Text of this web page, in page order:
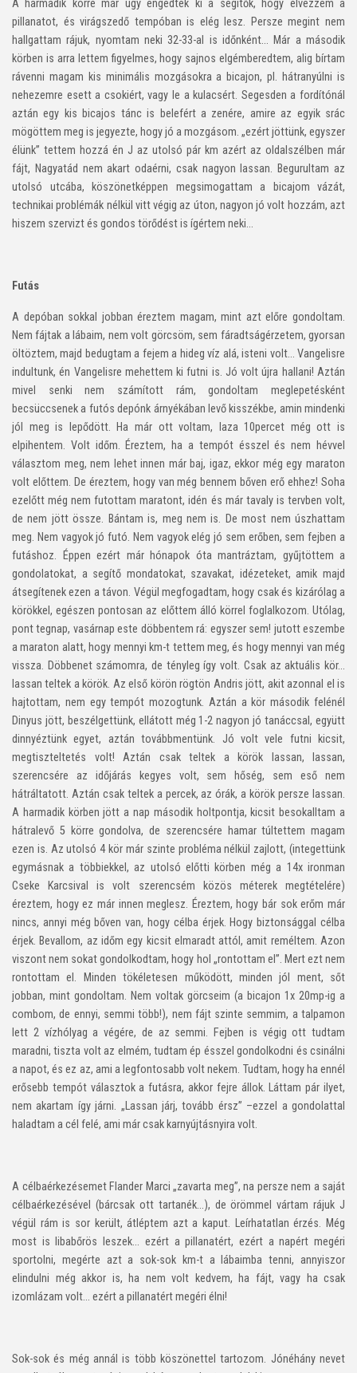
A harmadik körre már úgy engedtek ki a segítők, hogy élvezzem a
pillanatot, és virágszedő tempóban is elég lesz. Persze megint nem
hallgattam rájuk, nyomtam neki 32-33-al is időnként… Már a második
körben is arra lettem figyelmes, hogy sajnos elgémberedtem, alig bírtam
rávenni magam kis minimális mozgásokra a bicajon, pl. hátranyúlni is
nehezemre esett a csokiért, vagy le a kulacsért. Segesden a fordítónál
aztán egy kis bicajos tánc is belefért a zenére, amire az egyik srác
mögöttem meg is jegyezte, hogy jó a mozgásom. „ezért jöttünk, egyszer
élünk” tettem hozzá én J az utolsó pár km azért az oldalszélben már
fájt, Nagyatád nem akart odaérni, csak nagyon lassan. Begurultam az
utolsó utcába, köszönetképpen megsimogattam a bicajom vázát,
technikai problémák nélkül vitt végig az úton, nagyon jó volt hozzám, azt
hiszem szervizt és gondos törődést is ígértem neki…
Futás
A depóban sokkal jobban éreztem magam, mint azt előre gondoltam.
Nem fájtak a lábaim, nem volt görcsöm, sem fáradtságérzetem, gyorsan
öltöztem, majd bedugtam a fejem a hideg víz alá, isteni volt… Vangelisre
indultunk, én Vangelisre mehettem ki futni is. Jó volt újra hallani! Aztán
mivel senki nem számított rám, gondoltam meglepetésként
becsüccsenek a futós depónk árnyékában levő kisszékbe, amin mindenki
jól meg is lepődött. Ha már ott voltam, laza 10percet még ott is
elpihentem. Volt időm. Éreztem, ha a tempót ésszel és nem hévvel
választom meg, nem lehet innen már baj, igaz, ekkor még egy maraton
volt előttem. De éreztem, hogy van még bennem bőven erő ehhez! Soha
ezelőtt még nem futottam maratont, idén és már tavaly is tervben volt,
de nem jött össze. Bántam is, meg nem is. De most nem úszhattam
meg. Nem vagyok jó futó. Nem vagyok elég jó sem erőben, sem fejben a
futáshoz. Éppen ezért már hónapok óta mantráztam, gyűjtöttem a
gondolatokat, a segítő mondatokat, szavakat, idézeteket, amik majd
átsegítenek ezen a távon. Végül megfogadtam, hogy csak és kizárólag a
körökkel, egészen pontosan az előttem álló körrel foglalkozom. Utólag,
pont tegnap, vasárnap este döbbentem rá: egyszer sem! jutott eszembe
a maraton alatt, hogy mennyi km-t tettem meg, és hogy mennyi van még
vissza. Döbbenet számomra, de tényleg így volt. Csak az aktuális kör…
lassan teltek a körök. Az első körön rögtön Andris jött, akit azonnal el is
hajtottam, nem egy tempót mozogtunk. Aztán a kör második felénél
Dinyus jött, beszélgettünk, ellátott még 1-2 nagyon jó tanáccsal, együtt
dinnyéztünk egyet, aztán továbbmentünk. Jó volt vele futni kicsit,
megtiszteltetés volt! Aztán csak teltek a körök lassan, lassan,
szerencsére az időjárás kegyes volt, sem hőség, sem eső nem
hátráltatott. Aztán csak teltek a percek, az órák, a körök persze lassan.
A harmadik körben jött a nap második holtpontja, kicsit besokalltam a
hátralevő 5 körre gondolva, de szerencsére hamar túltettem magam
ezen is. Az utolsó 4 kör már szinte probléma nélkül zajlott, (integettünk
egymásnak a többiekkel, az utolsó előtti körben még a 14x ironman
Cseke Karcsival is volt szerencsém közös méterek megtételére)
éreztem, hogy ez már innen meglesz. Éreztem, hogy bár sok erőm már
nincs, annyi még bőven van, hogy célba érjek. Hogy biztonsággal célba
érjek. Bevallom, az időm egy kicsit elmaradt attól, amit reméltem. Azon
viszont nem sokat gondolkodtam, hogy hol „rontottam el”. Mert ezt nem
rontottam el. Minden tökéletesen működött, minden jól ment, sőt
jobban, mint gondoltam. Nem voltak görcseim (a bicajon 1x 20mp-ig a
combom, de ennyi, semmi több!), nem fájt szinte semmim, a talpamon
lett 2 vízhólyag a végére, de az semmi. Fejben is végig ott tudtam
maradni, tiszta volt az elmém, tudtam ép ésszel gondolkodni és csinálni
a napot, és ez az, ami a legfontosabb volt nekem. Tudtam, hogy ha ennél
erősebb tempót választok a futásra, akkor fejre állok. Láttam pár ilyet,
nem akartam így járni. „Lassan járj, tovább érsz” –ezzel a gondolattal
haladtam a cél felé, ami már csak karnyújtásnyira volt.
A célbaérkezésemet Flander Marci „zavarta meg”, na persze nem a saját
célbaérkezésével (bárcsak ott tartanék…), de örömmel vártam rájuk J
végül rám is sor került, átléptem azt a kaput. Leírhatatlan érzés. Még
most is libabőrös leszek… ezért a pillanatért, ezért a napért megéri
sportolni, megérte azt a sok-sok km-t a lábaimba tenni, annyiszor
elindulni még akkor is, ha nem volt kedvem, ha fájt, vagy ha csak
izomlázam volt… ezért a pillanatért megéri élni!
Sok-sok és még annál is több köszönettel tartozom. Jónéhány nevet